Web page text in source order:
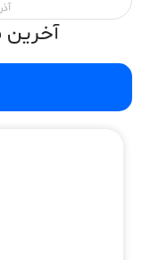
آذر 24, 1404
آخرین